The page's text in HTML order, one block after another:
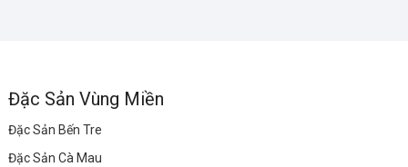
Đặc Sản Vùng Miền
Đặc Sản Bến Tre
Đặc Sản Cà Mau